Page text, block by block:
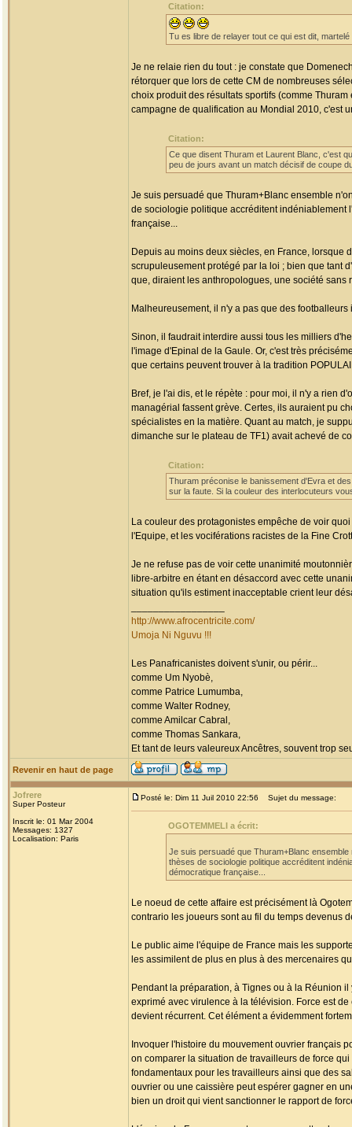
Citation:
Tu es libre de relayer tout ce qui est dit,
Je ne relaie rien du tout : je constate que
rétorquer que lors de cette CM de nombreuses
choix produit des résultats sportifs (comme
campagne de qualification au Mondial 2010, c'est
Citation:
Ce que disent Thuram et Laurent Blanc, c'est
peu de jours avant un match décisif de coupe
Je suis persuadé que Thuram+Blanc ensemble
de sociologie politique accréditent indéniablement
française...
Depuis au moins deux siècles, en France, lorsque
scrupuleusement protégé par la loi ; bien que tant
que, diraient les anthropologues, une société sans
Malheureusement, il n'y a pas que des
Sinon, il faudrait interdire aussi tous les milliers
l'image d'Epinal de la Gaule. Or, c'est très
que certains peuvent trouver à la tradition
Bref, je l'ai dis, et le répète : pour moi, il n'y a rien
managérial fassent grève. Certes, ils auraient pu
spécialistes en la matière. Quant au match, je
dimanche sur le plateau de TF1) avait achevé de
Citation:
Thuram préconise le banissement d'Evra et
sur la faute. Si la couleur des interlocuteurs
La couleur des protagonistes empêche de voir
l'Equipe, et les vociférations racistes de la Fine
Je ne refuse pas de voir cette unanimité
libre-arbitre en étant en désaccord avec cette
situation qu'ils estiment inacceptable crient leur
http://www.afrocentricite.com/
Umoja Ni Nguvu !!!
Les Panafricanistes doivent s'unir, ou périr...
comme Um Nyobè,
comme Patrice Lumumba,
comme Walter Rodney,
comme Amilcar Cabral,
comme Thomas Sankara,
Et tant de leurs valeureux Ancêtres, souvent trop
Revenir en haut de page
Jofrere
Super Posteur
Inscrit le: 01 Mar 2004
Messages: 1327
Localisation: Paris
Posté le: Dim 11 Juil 2010 22:56 Sujet du message:
OGOTEMMELI a écrit:
Je suis persuadé que Thuram+Blanc
thèses de sociologie politique accréditent
démocratique française...
Le noeud de cette affaire est précisément là
contrario les joueurs sont au fil du temps devenus
Le public aime l'équipe de France mais les
les assimilent de plus en plus à des mercenaires
Pendant la préparation, à Tignes ou à la Réunion
exprimé avec virulence à la télévision. Force est
devient récurrent. Cet élément a évidemment
Invoquer l'histoire du mouvement ouvrier français
on comparer la situation de travailleurs de force
fondamentaux pour les travailleurs ainsi que des
ouvrier ou une caissière peut espérer gagner en
bien un droit qui vient sanctionner le rapport de